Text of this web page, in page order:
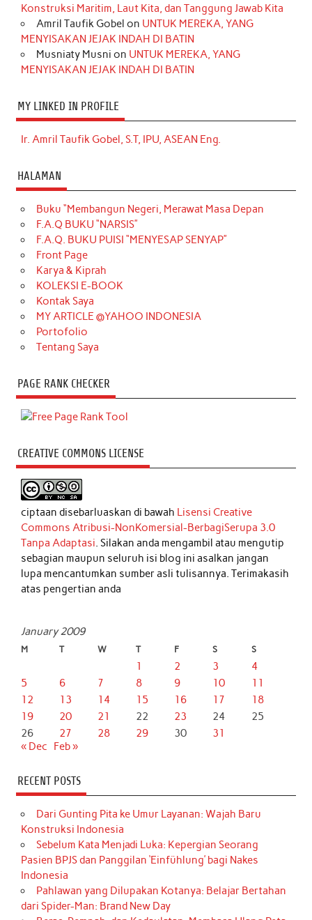
Konstruksi Maritim, Laut Kita, dan Tanggung Jawab Kita
Amril Taufik Gobel on UNTUK MEREKA, YANG
MENYISAKAN JEJAK INDAH DI BATIN
Musniaty Musni on UNTUK MEREKA, YANG
MENYISAKAN JEJAK INDAH DI BATIN
MY LINKED IN PROFILE
Ir. Amril Taufik Gobel, S.T, IPU, ASEAN Eng.
HALAMAN
Buku “Membangun Negeri, Merawat Masa Depan
F.A.Q BUKU “NARSIS”
F.A.Q. BUKU PUISI “MENYESAP SENYAP”
Front Page
Karya & Kiprah
KOLEKSI E-BOOK
Kontak Saya
MY ARTICLE @YAHOO INDONESIA
Portofolio
Tentang Saya
PAGE RANK CHECKER
CREATIVE COMMONS LICENSE
ciptaan disebarluaskan di bawah Lisensi Creative
Commons Atribusi-NonKomersial-BerbagiSerupa 3.0
Tanpa Adaptasi. Silakan anda mengambil atau mengutip
sebagian maupun seluruh isi blog ini asalkan jangan
lupa mencantumkan sumber asli tulisannya. Terimakasih
atas pengertian anda
January 2009
M T W T F S S
1 2 3
4
5
6 7 8 9 10
11
12
13 14 15 16 17
18
19
20 21 22 23 24
25
26
27 28 29 30
31
« Dec
Feb »
RECENT POSTS
Dari Gunting Pita ke Umur Layanan: Wajah Baru
Konstruksi Indonesia
Sebelum Kata Menjadi Luka: Kepergian Seorang
Pasien BPJS dan Panggilan ‘Einfühlung’ bagi Nakes
Indonesia
Pahlawan yang Dilupakan Kotanya: Belajar Bertahan
dari Spider-Man: Brand New Day